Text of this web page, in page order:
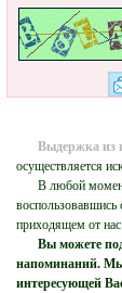
Выдержка из
осуществляется
В любой
приходящем от
Вы можете
напоминаний. Мы
интересующей